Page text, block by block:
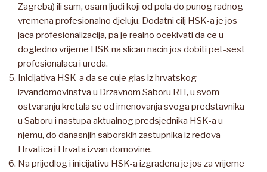
Zagreba) ili sam, osam ljudi koji od pola do punog radnog
vremena profesionalno djeluju. Dodatni cilj HSK-a je jos
jaca profesionalizacija, pa je realno ocekivati da ce u
dogledno vrijeme HSK na slican nacin jos dobiti pet-sest
profesionalaca i ureda.
Inicijativa HSK-a da se cuje glas iz hrvatskog
izvandomovinstva u Drzavnom Saboru RH, u svom
ostvaranju kretala se od imenovanja svoga predstavnika
u Saboru i nastupa aktualnog predsjednika HSK-a u
njemu, do danasnjih saborskih zastupnika iz redova
Hrvatica i Hrvata izvan domovine.
Na prijedlog i inicijativu HSK-a izgradena je jos za vrijeme